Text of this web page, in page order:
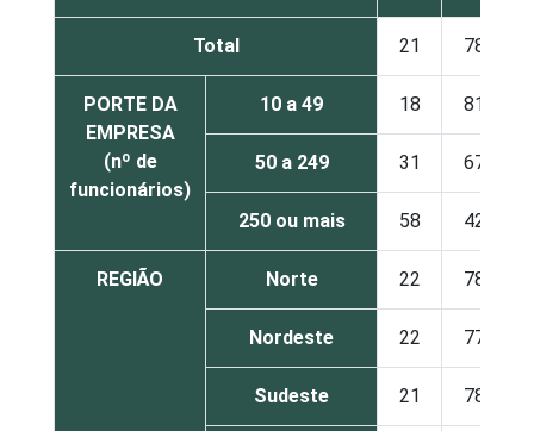
Total 21 78
PORTE DA
EMPRESA
(nº de
funcionários)
10 a 49 18 81
50 a 249 31 67
250 ou mais 58 42
REGIÃO Norte 22 78
Nordeste 22 77
Sudeste 21 78